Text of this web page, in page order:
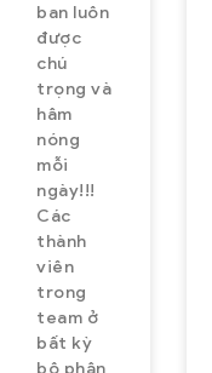
ban luôn
được
chú
trọng và
hâm
nóng
mỗi
ngày!!!
Các
thành
viên
trong
team ở
bất kỳ
bộ phận